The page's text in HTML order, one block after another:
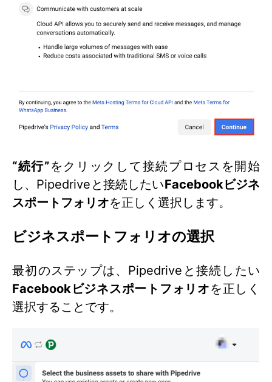
“続行”をクリックして接続プロセスを開始
し、Pipedriveと接続したいFacebookビジネ
スポートフォリオを正しく選択します。
ビジネスポートフォリオの選択
最初のステップは、Pipedriveと接続したい
Facebookビジネスポートフォリオを正しく
選択することです。